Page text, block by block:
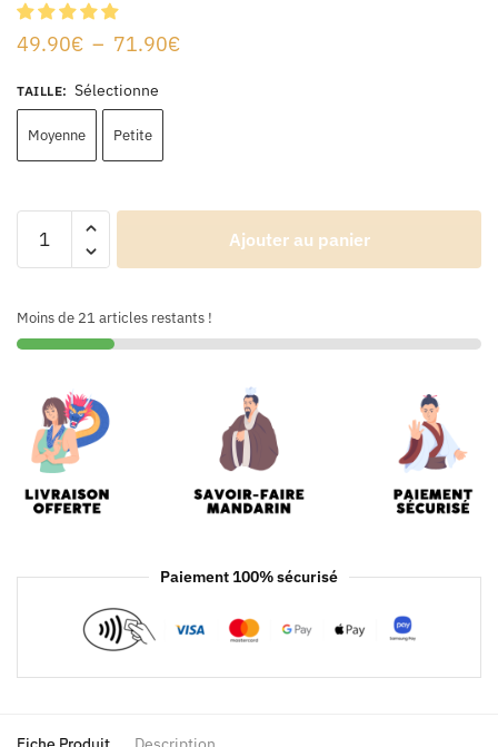
49.90€ – 71.90€
TAILLE: Sélectionne
Moyenne Petite
Ajouter au panier
Moins de 21 articles restants !
Paiement 100% sécurisé